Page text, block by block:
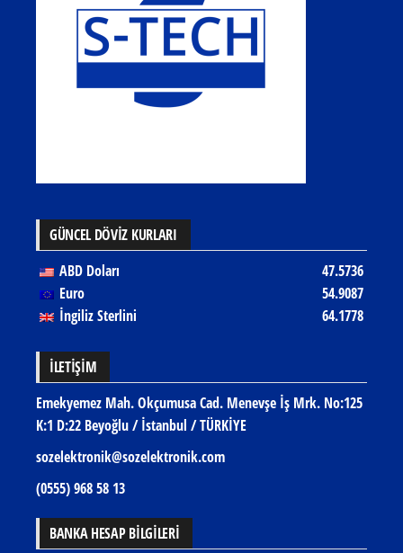
GÜNCEL DÖVİZ KURLARI
ABD Doları
47.5736
Euro
54.9087
İngiliz Sterlini
64.1778
İLETIŞIM
Emekyemez Mah. Okçumusa Cad. Menevşe İş Mrk. No:125
K:1 D:22 Beyoğlu / İstanbul / TÜRKİYE
sozelektronik@sozelektronik.com
(0555) 968 58 13
BANKA HESAP BİLGİLERİ